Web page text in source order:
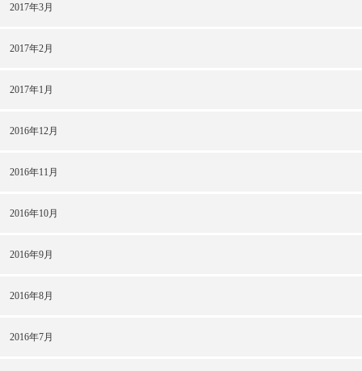
2017年3月
2017年2月
2017年1月
2016年12月
2016年11月
2016年10月
2016年9月
2016年8月
2016年7月